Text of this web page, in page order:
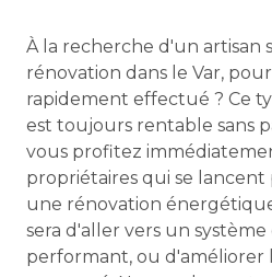
À la recherche d'un artisan
rénovation dans le Var,
rapidement effectué ? Ce
est toujours rentable sans
vous profitez
propriétaires qui se lancent
une rénovation
sera d'aller vers un
performant, ou d'améliorer